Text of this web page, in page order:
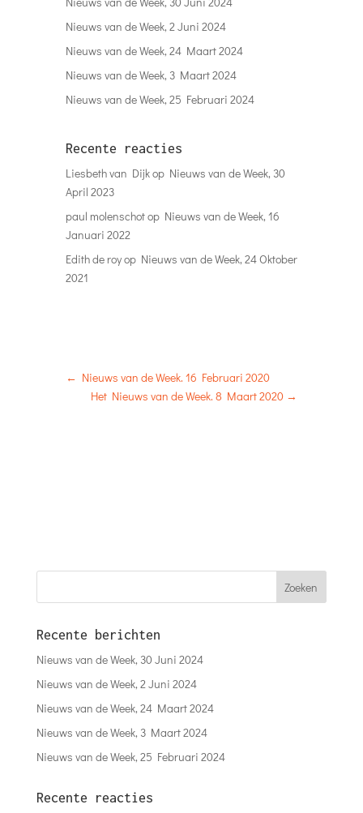
Nieuws van de Week, 2 Juni 2024
Nieuws van de Week, 24 Maart 2024
Nieuws van de Week, 3 Maart 2024
Nieuws van de Week, 25 Februari 2024
Recente reacties
Liesbeth van Dijkop Nieuws van de Week, 30
April 2023
paul molenschotop Nieuws van de Week, 16
Januari 2022
Edith de royop Nieuws van de Week, 24 Oktober
2021
← Nieuws van de Week. 16 Februari 2020
Het Nieuws van de Week. 8 Maart 2020 →
Recente berichten
Nieuws van de Week, 30 Juni 2024
Nieuws van de Week, 2 Juni 2024
Nieuws van de Week, 24 Maart 2024
Nieuws van de Week, 3 Maart 2024
Nieuws van de Week, 25 Februari 2024
Recente reacties